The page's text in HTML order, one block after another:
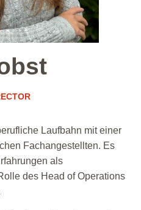
Laufbahn mit einer
Fachangestellten. Es
als
des Head of Operations